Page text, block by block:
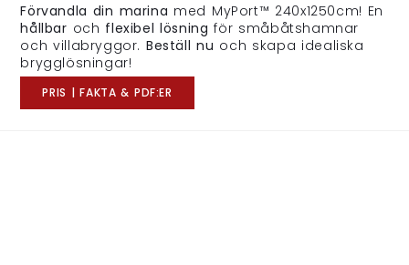
Förvandla din marina med MyPort™ 240x1250cm! En
hållbar och flexibel lösning för småbåtshamnar
och villabryggor. Beställ nu och skapa idealiska
brygglösningar!
PRIS | FAKTA & PDF:ER